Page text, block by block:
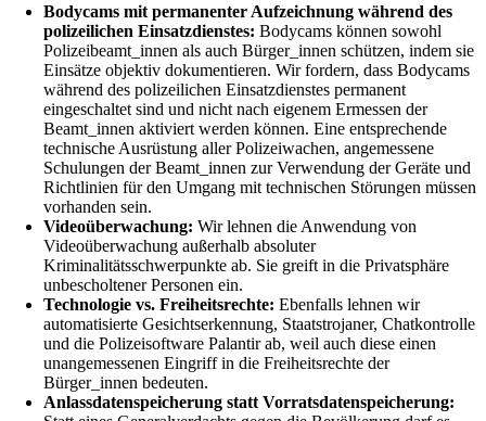
Bodycams mit permanenter Aufzeichnung während des
polizeilichen Einsatzdienstes: Bodycams können sowohl
Polizeibeamt_innen als auch Bürger_innen schützen, indem sie
Einsätze objektiv dokumentieren. Wir fordern, dass Bodycams
während des polizeilichen Einsatzdienstes permanent
eingeschaltet sind und nicht nach eigenem Ermessen der
Beamt_innen aktiviert werden können. Eine entsprechende
technische Ausrüstung aller Polizeiwachen, angemessene
Schulungen der Beamt_innen zur Verwendung der Geräte und
Richtlinien für den Umgang mit technischen Störungen müssen
vorhanden sein.
Videoüberwachung: Wir lehnen die Anwendung von
Videoüberwachung außerhalb absoluter
Kriminalitätsschwerpunkte ab. Sie greift in die Privatsphäre
unbescholtener Personen ein.
Technologie vs. Freiheitsrechte: Ebenfalls lehnen wir
automatisierte Gesichtserkennung, Staatstrojaner, Chatkontrolle
und die Polizeisoftware Palantir ab, weil auch diese einen
unangemessenen Eingriff in die Freiheitsrechte der
Bürger_innen bedeuten.
Anlassdatenspeicherung statt Vorratsdatenspeicherung: